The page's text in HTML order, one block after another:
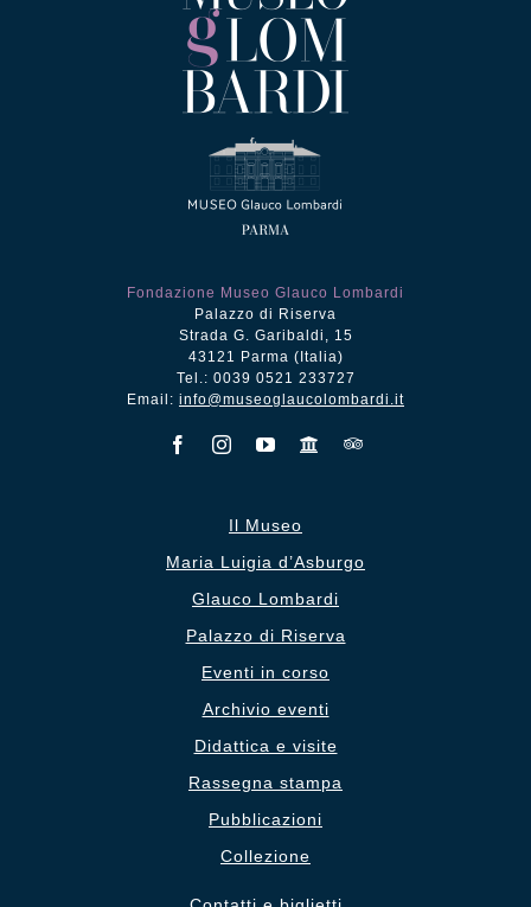
Fondazione Museo Glauco Lombardi
Palazzo di Riserva
Strada G. Garibaldi, 15
43121 Parma (Italia)
Tel.: 0039 0521 233727
Email: info@museoglaucolombardi.it
Il Museo
Maria Luigia d’Asburgo
Glauco Lombardi
Palazzo di Riserva
Eventi in corso
Archivio eventi
Didattica e visite
Rassegna stampa
Pubblicazioni
Collezione